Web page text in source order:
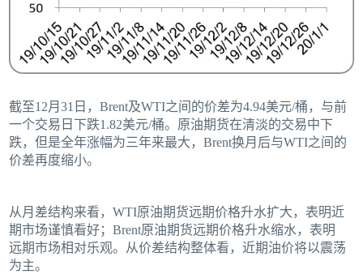
截至12月31日，Brent及WTI之间的价差为4.94美元/桶，与前
一个交易日下跌1.82美元/桶。原油期货在清淡的交易中下
跌，但是全年涨幅为三年来最大，Brent换月后与WTI之间的
价差再度缩小。
从月差结构来看，WTI原油期货远期价格升水扩大，表明近
期市场谨慎看好；Brent原油期货远期价格升水缩水，表明
远期市场相对乐观。从价差结构整体看，近期油价将以震荡
为主。